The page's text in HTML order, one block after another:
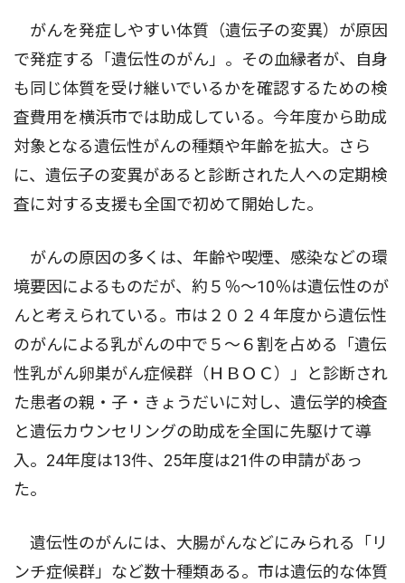
がんを発症しやすい体質（遺伝子の変異）が原因
で発症する「遺伝性のがん」。その血縁者が、自身
も同じ体質を受け継いでいるかを確認するための検
査費用を横浜市では助成している。今年度から助成
対象となる遺伝性がんの種類や年齢を拡大。さら
に、遺伝子の変異があると診断された人への定期検
査に対する支援も全国で初めて開始した。
がんの原因の多くは、年齢や喫煙、感染などの環
境要因によるものだが、約５％〜10％は遺伝性のが
んと考えられている。市は２０２４年度から遺伝性
のがんによる乳がんの中で５〜６割を占める「遺伝
性乳がん卵巣がん症候群（ＨＢＯＣ）」と診断され
た患者の親・子・きょうだいに対し、遺伝学的検査
と遺伝カウンセリングの助成を全国に先駆けて導
入。24年度は13件、25年度は21件の申請があっ
た。
遺伝性のがんには、大腸がんなどにみられる「リ
ンチ症候群」など数十種類ある。市は遺伝的な体質